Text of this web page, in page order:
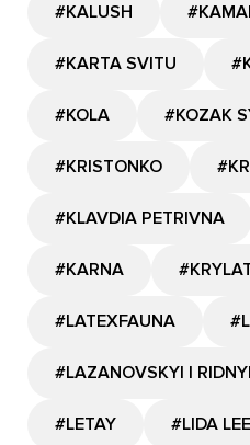
#KALUSH
#KARTA SVITU
#KOLA #KOZAK
#KRISTONKO
#KLAVDIA PETRIVNA
#KARNA
#LATEXFAUNA
#LAZANOVSKYI I RIDNYI
#LETAY #LIDA LEE